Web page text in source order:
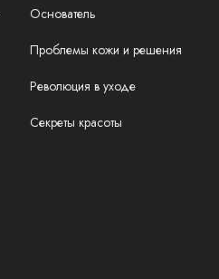
Основатель
Проблемы кожи и решения
Революция в уходе
Секреты красоты